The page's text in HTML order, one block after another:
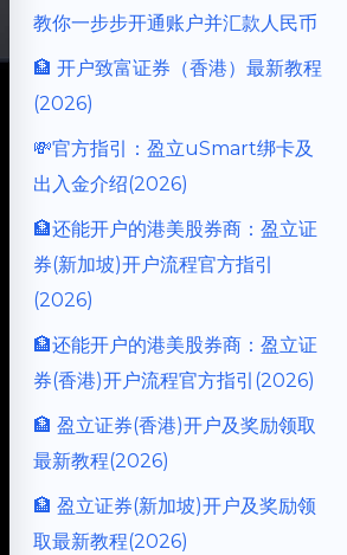
教你一步步开通账户并汇款人民币
🏦 开户致富证券（香港）最新教程
(2026)
💸官方指引：盈立uSmart绑卡及
出入金介绍(2026)
🏦还能开户的港美股券商：盈立证
券(新加坡)开户流程官方指引
(2026)
🏦还能开户的港美股券商：盈立证
券(香港)开户流程官方指引(2026)
🏦 盈立证券(香港)开户及奖励领取
最新教程(2026)
🏦 盈立证券(新加坡)开户及奖励领
取最新教程(2026)